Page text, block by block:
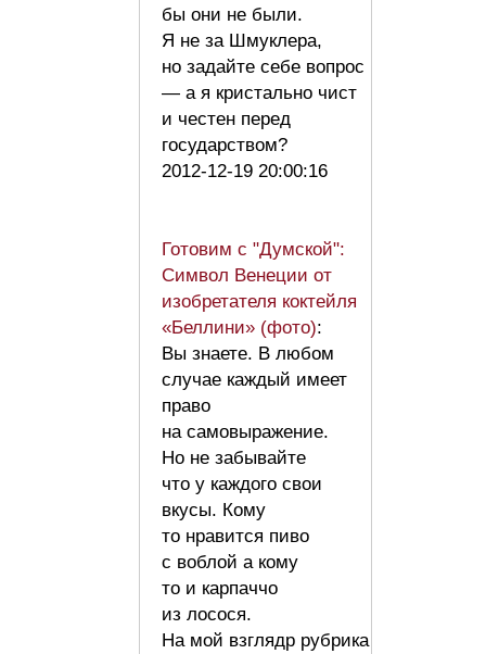
бы они не были.
Я не за Шмуклера,
но задайте себе вопрос
— а я кристально чист
и честен перед
государством?
2012-12-19 20:00:16
Готовим с "Думской":
Символ Венеции от
изобретателя коктейля
«Беллини» (фото):
Вы знаете. В любом
случае каждый имеет
право
на самовыражение.
Но не забывайте
что у каждого свои
вкусы. Кому
то нравится пиво
с воблой а кому
то и карпаччо
из лосося.
На мой взглядр рубрика